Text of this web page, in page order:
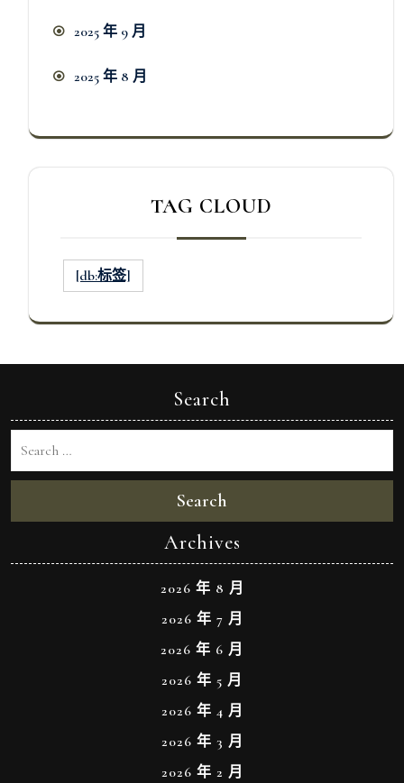
2025 年 9 月
2025 年 8 月
TAG CLOUD
[db:标签]
Search
Search
Archives
2026 年 8 月
2026 年 7 月
2026 年 6 月
2026 年 5 月
2026 年 4 月
2026 年 3 月
2026 年 2 月